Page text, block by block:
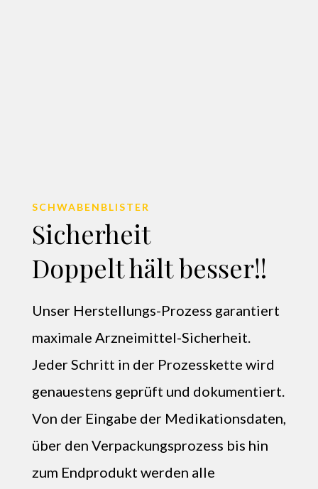
SCHWABENBLISTER
Sicherheit
Doppelt hält besser!!
Unser Herstellungs-Prozess garantiert
maximale Arzneimittel-Sicherheit.
Jeder Schritt in der Prozesskette wird
genauestens geprüft und dokumentiert.
Von der Eingabe der Medikationsdaten,
über den Verpackungsprozess bis hin
zum Endprodukt werden alle